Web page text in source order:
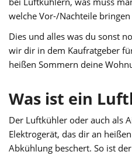
welche Vor-/Nachteile
Dies und alles was du sonst
wir dir in dem Kaufratgeber
heißen Sommern deine
Was ist ein
Der Luftkühler oder auch als
Elektrogerät, das dir an
Abkühlung beschert. So ist